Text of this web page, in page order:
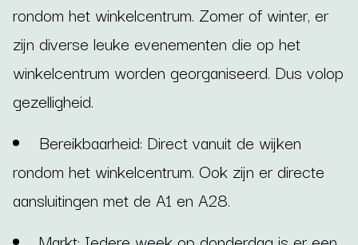
rondom het winkelcentrum. Zomer of winter, er
zijn diverse leuke evenementen die op het
winkelcentrum worden georganiseerd. Dus volop
gezelligheid.
Bereikbaarheid: Direct vanuit de wijken
rondom het winkelcentrum. Ook zijn er directe
aansluitingen met de A1 en A28.